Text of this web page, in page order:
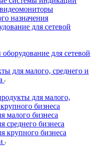
назначения
для сетевой
для сетевой
для малого, среднего и
для малого,
бизнеса
малого бизнеса
среднего бизнеса
крупного бизнеса